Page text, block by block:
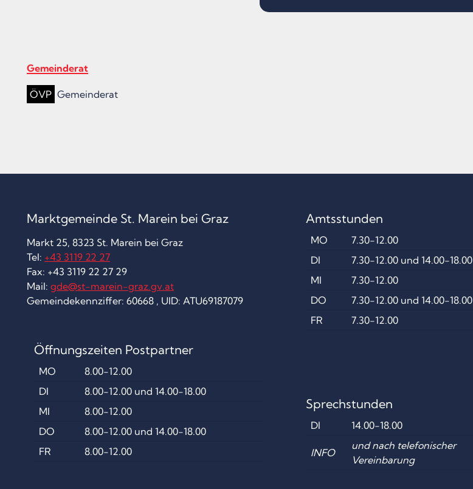
Gemeinderat
ÖVP Gemeinderat
Marktgemeinde St. Marein bei Graz
Markt 25, 8323 St. Marein bei Graz
Tel: +43 3119 22 27
Fax: +43 3119 22 27 29
Mail: gde@st-marein-graz.gv.at
Gemeindekennziffer: 60668 , UID: ATU69187079
Öffnungszeiten Postpartner
MO
8.00-12.00
DI
8.00-12.00 und 14.00-18.00
MI
8.00-12.00
DO
8.00-12.00 und 14.00-18.00
FR
8.00-12.00
Amtsstunden
MO
7.30-12.00
DI
7.30-12.00 und 14.00-18.00
MI
7.30-12.00
DO
7.30-12.00 und 14.00-18.00
FR
7.30-12.00
Sprechstunden
DI 14.00-18.00
INFO
und nach telefonischer
Vereinbarung